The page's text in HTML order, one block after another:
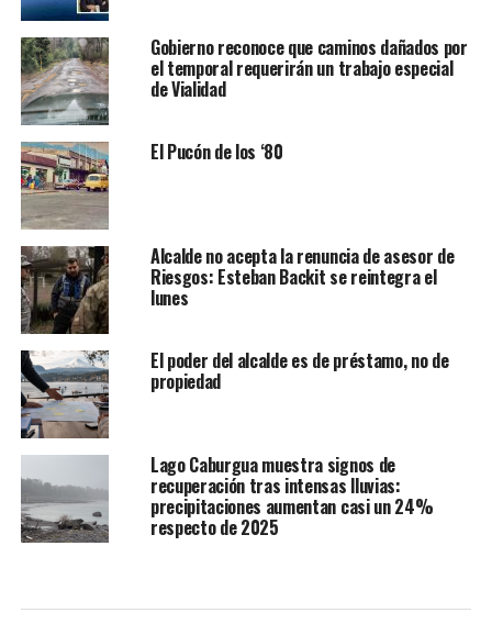
Gobierno reconoce que caminos dañados por
el temporal requerirán un trabajo especial
de Vialidad
El Pucón de los ‘80
Alcalde no acepta la renuncia de asesor de
Riesgos: Esteban Backit se reintegra el
lunes
El poder del alcalde es de préstamo, no de
propiedad
Lago Caburgua muestra signos de
recuperación tras intensas lluvias:
precipitaciones aumentan casi un 24%
respecto de 2025